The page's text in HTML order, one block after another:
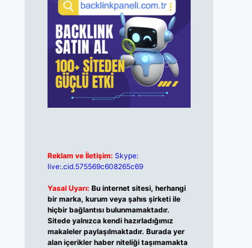
Reklam ve İletişim: Skype:
live:.cid.575569c608265c69
Yasal Uyarı: Bu internet sitesi, herhangi
bir marka, kurum veya şahıs şirketi ile
hiçbir bağlantısı bulunmamaktadır.
Sitede yalnızca kendi hazırladığımız
makaleler paylaşılmaktadır. Burada yer
alan içerikler haber niteliği taşımamakta